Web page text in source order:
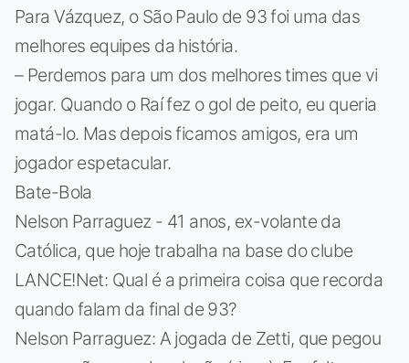
Para Vázquez, o São Paulo de 93 foi uma das
melhores equipes da história.
– Perdemos para um dos melhores times que vi
jogar. Quando o Raí fez o gol de peito, eu queria
matá-lo. Mas depois ficamos amigos, era um
jogador espetacular.
Bate-Bola
Nelson Parraguez - 41 anos, ex-volante da
Católica, que hoje trabalha na base do clube
LANCE!Net: Qual é a primeira coisa que recorda
quando falam da final de 93?
Nelson Parraguez: A jogada de Zetti, que pegou